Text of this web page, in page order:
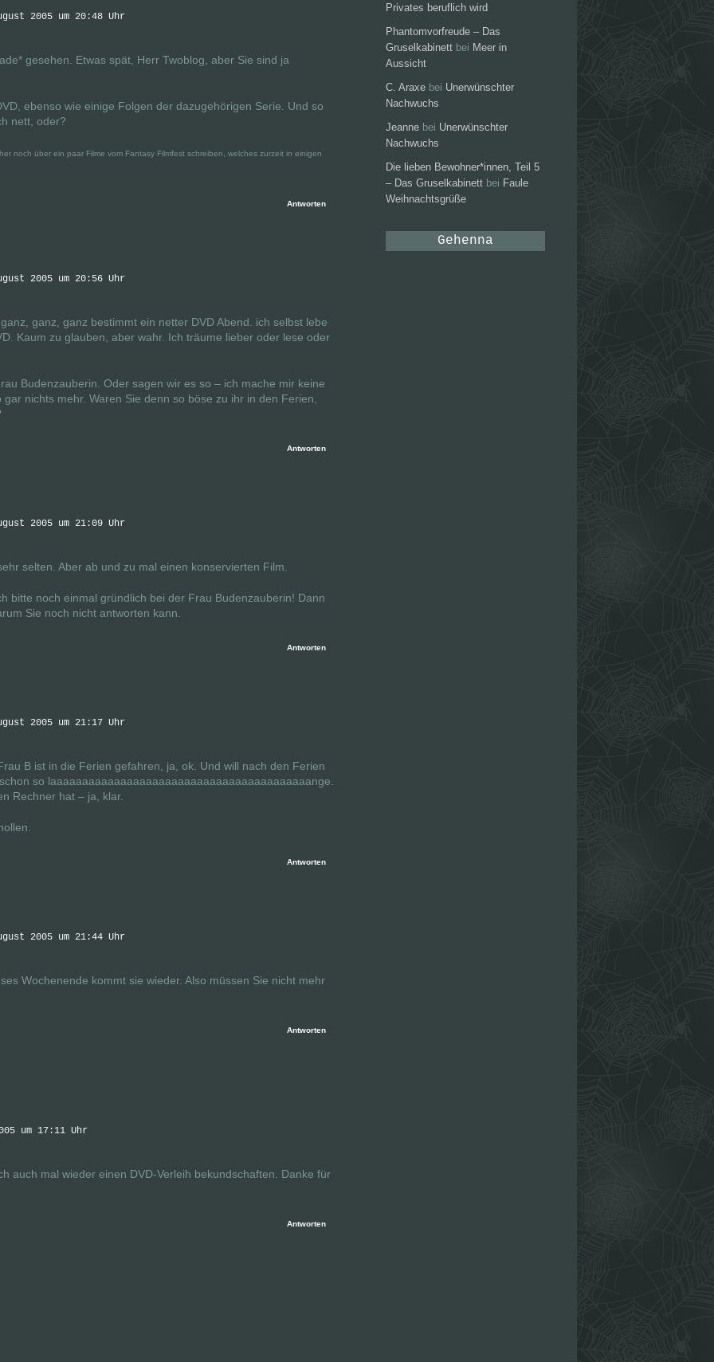
2005 um 20:48 Uhr
gesehen. Etwas spät, Herr Twoblog, aber Sie sind ja
ebenso wie einige Folgen der dazugehörigen Serie. Und so
nett, oder?
noch über ein paar Filme vom Fantasy Filmfest schreiben, welches zurzeit in einigen
Antworten
2005 um 20:56 Uhr
ganz, ganz bestimmt ein netter DVD Abend. ich selbst lebe
Kaum zu glauben, aber wahr. Ich träume lieber oder lese oder
Budenzauberin. Oder sagen wir es so – ich mache mir keine
nichts mehr. Waren Sie denn so böse zu ihr in den Ferien,
Antworten
2005 um 21:09 Uhr
selten. Aber ab und zu mal einen konservierten Film.
bitte noch einmal gründlich bei der Frau Budenzauberin! Dann
Sie noch nicht antworten kann.
Antworten
2005 um 21:17 Uhr
B ist in die Ferien gefahren, ja, ok. Und will nach den Ferien
so laaaaaaaaaaaaaaaaaaaaaaaaaaaaaaaaaaaaaaaaange.
Rechner hat – ja, klar.
Antworten
2005 um 21:44 Uhr
Wochenende kommt sie wieder. Also müssen Sie nicht mehr
Antworten
um 17:11 Uhr
auch mal wieder einen DVD-Verleih bekundschaften. Danke für
Antworten
Privates beruflich wird
Phantomvorfreude – Das
Gruselkabinett bei Meer in
Aussicht
C. Araxe bei Unerwünschter
Nachwuchs
Jeanne bei Unerwünschter
Nachwuchs
Die lieben Bewohner*innen, Teil 5
– Das Gruselkabinett bei Faule
Weihnachtsgrüße
Gehenna